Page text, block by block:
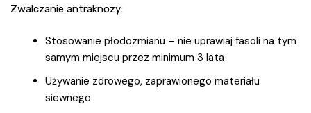
Zwalczanie antraknozy:
Stosowanie płodozmianu – nie uprawiaj fasoli na tym
samym miejscu przez minimum 3 lata
Używanie zdrowego, zaprawionego materiału
siewnego